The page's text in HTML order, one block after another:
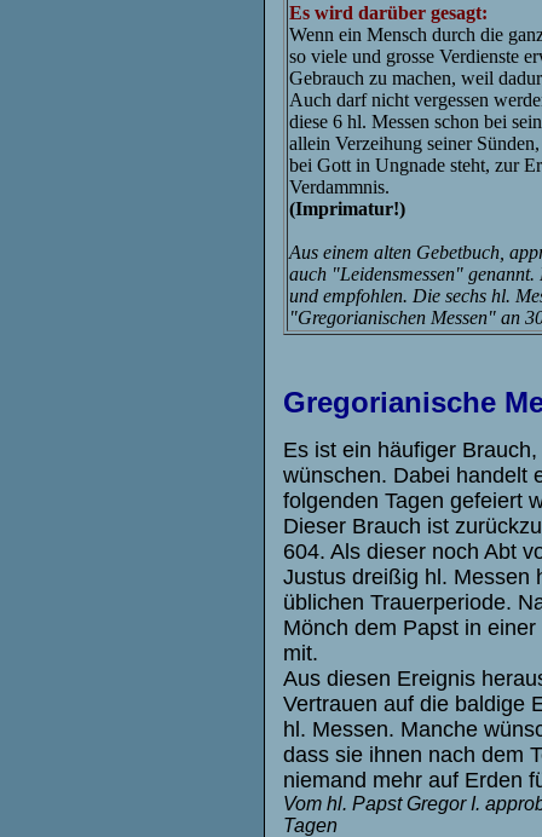
Es wird darüber gesagt:
Wenn ein Mensch durch die
so viele und grosse Verdienste
Gebrauch zu machen, weil
Auch darf nicht vergessen
diese 6 hl. Messen schon bei
allein Verzeihung seiner
bei Gott in Ungnade steht, zur
Verdammnis.
(Imprimatur!)
Aus einem alten Gebetbuch,
auch "Leidensmessen"
und empfohlen. Die sechs hl.
"Gregorianischen Messen" an
Gregorianische
Es ist ein häufiger
wünschen. Dabei handelt
folgenden Tagen gefeiert
Dieser Brauch ist
604. Als dieser noch Abt
Justus dreißig hl. Messen
üblichen Trauerperiode.
Mönch dem Papst in
mit.
Aus diesen Ereignis
Vertrauen auf die baldige
hl. Messen. Manche
dass sie ihnen nach dem
niemand mehr auf Erden
Vom hl. Papst Gregor I.
Tagen